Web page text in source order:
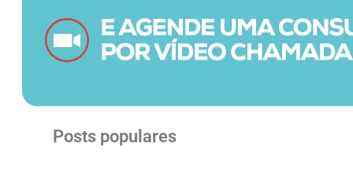
Posts populares